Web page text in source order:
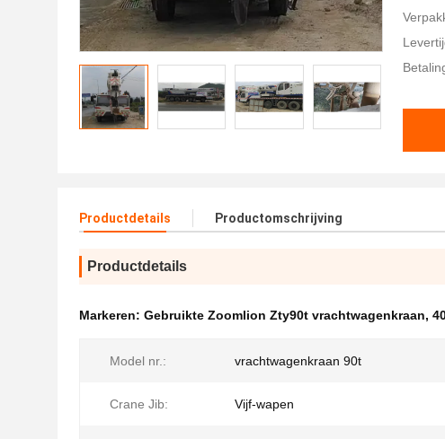
Productdetails Productomschrijving
Productdetails
Markeren: Gebruikte Zoomlion Zty90t vrachtwagenkraan,
Model nr.: vrachtwagenkraan 90t
Crane Jib: Vijf-wapen